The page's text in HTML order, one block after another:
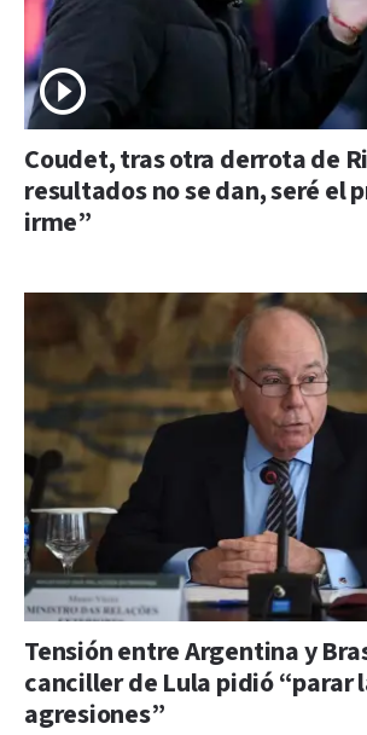
Coudet, tras otra derrota de
resultados no se dan, seré el
irme”
Tensión entre Argentina y
canciller de Lula pidió “parar
agresiones”